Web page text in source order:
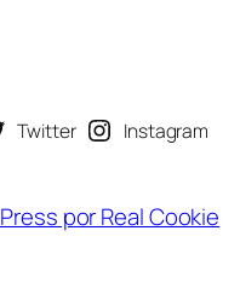
Twitter Instagram
por Real Cookie